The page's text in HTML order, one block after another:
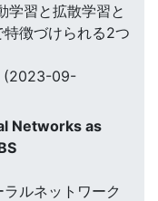
学習と拡散学習と
徴づけられる2つ
(2023-09-
Networks as
ルネットワーク